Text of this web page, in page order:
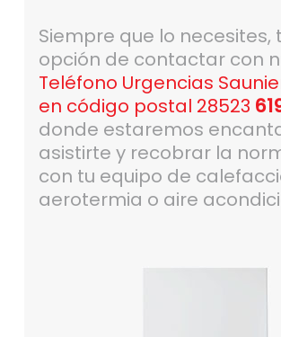
Siempre que lo necesites,
opción de contactar con
Teléfono Urgencias
en código postal 28523
donde estaremos
asistirte y recobrar la
con tu equipo de
aerotermia o aire